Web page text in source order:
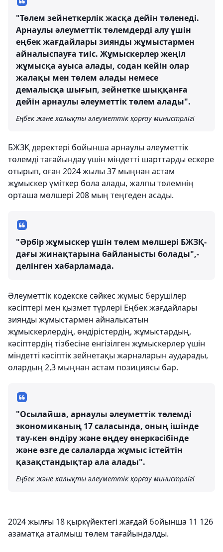
"Төлем зейнеткерлік жасқа дейін төленеді.
Арнаулы әлеуметтік төлемдерді алу үшін
еңбек жағдайлары зиянды жұмыстармен
айналыспауға тиіс. Жұмыскерлер жеңіл
жұмысқа ауыса алады, содан кейін олар
жалақы мен төлем алады немесе
демалысқа шығып, зейнетке шыққанға
дейін арнаулы әлеуметтік төлем алады".
Еңбек және халықты әлеуметтік қорғау министрлігі
БЖЗҚ деректері бойынша арнаулы әлеуметтік
төлемді тағайындау үшін міндетті шарттарды ескере
отырып, оған 2024 жылы 37 мыңнан астам
жұмыскер үміткер бола алады, жалпы төлемнің
орташа мөлшері 208 мың теңгеден асады.
"Әрбір жұмыскер үшін төлем мөлшері БЖЗҚ-
дағы жинақтарына байланысты болады",-
делінген хабарламада.
Әлеуметтік кодекске сәйкес жұмыс берушілер
кәсіптері мен қызмет түрлері Еңбек жағдайлары
зиянды жұмыстармен айналысатын
жұмыскерлердің, өндірістердің, жұмыстардың,
кәсіптердің тізбесіне енгізілген жұмыскерлер үшін
міндетті кәсіптік зейнетақы жарналарын аударады,
олардың 2,3 мыңнан астам позициясы бар.
"Осылайша, арнаулы әлеуметтік төлемді
экономиканың 17 саласында, оның ішінде
тау-кен өндіру және өңдеу өнеркәсібінде
және өзге де салаларда жұмыс істейтін
қазақстандықтар ала алады".
Еңбек және халықты әлеуметтік қорғау министрлігі
2024 жылғы 18 қыркүйектегі жағдай бойынша 11 126
азаматқа аталмыш төлем тағайындалды.